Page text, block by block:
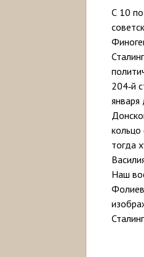
С 10
204‑й
тогда
Наш